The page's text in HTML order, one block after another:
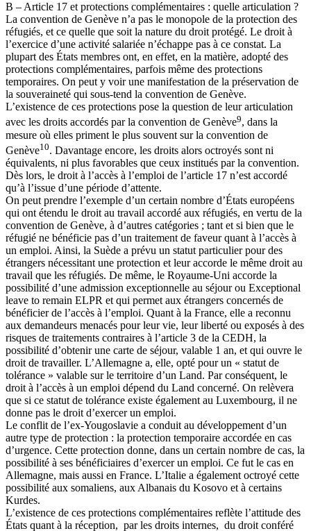
B – Article 17 et protections complémentaires : quelle articulation ?
La convention de Genève n’a pas le monopole de la protection des
réfugiés, et ce quelle que soit la nature du droit protégé. Le droit à
l’exercice d’une activité salariée n’échappe pas à ce constat. La
plupart des États membres ont, en effet, en la matière, adopté des
protections complémentaires, parfois même des protections
temporaires. On peut y voir une manifestation de la préservation de
la souveraineté qui sous-tend la convention de Genève.
L’existence de ces protections pose la question de leur articulation
avec les droits accordés par la convention de Genève9, dans la
mesure où elles priment le plus souvent sur la convention de
Genève10. Davantage encore, les droits alors octroyés sont ni
équivalents, ni plus favorables que ceux institués par la convention.
Dès lors, le droit à l’accès à l’emploi de l’article 17 n’est accordé
qu’à l’issue d’une période d’attente.
On peut prendre l’exemple d’un certain nombre d’États européens
qui ont étendu le droit au travail accordé aux réfugiés, en vertu de la
convention de Genève, à d’autres catégories ; tant et si bien que le
réfugié ne bénéficie pas d’un traitement de faveur quant à l’accès à
un emploi. Ainsi, la Suède a prévu un statut particulier pour des
étrangers nécessitant une protection et leur accorde le même droit au
travail que les réfugiés. De même, le Royaume-Uni accorde la
possibilité d’une admission exceptionnelle au séjour ou Exceptional
leave to remain ELPR et qui permet aux étrangers concernés de
bénéficier de l’accès à l’emploi. Quant à la France, elle a reconnu
aux demandeurs menacés pour leur vie, leur liberté ou exposés à des
risques de traitements contraires à l’article 3 de la CEDH, la
possibilité d’obtenir une carte de séjour, valable 1 an, et qui ouvre le
droit de travailler. L’Allemagne a, elle, opté pour un « statut de
tolérance » valable sur le territoire d’un Land. Par conséquent, le
droit à l’accès à un emploi dépend du Land concerné. On relèvera
que si ce statut de tolérance existe également au Luxembourg, il ne
donne pas le droit d’exercer un emploi.
Le conflit de l’ex-Yougoslavie a conduit au développement d’un
autre type de protection : la protection temporaire accordée en cas
d’urgence. Cette protection donne, dans un certain nombre de cas, la
possibilité à ses bénéficiaires d’exercer un emploi. Ce fut le cas en
Allemagne, mais aussi en France. L’Italie a également octroyé cette
possibilité aux somaliens, aux Albanais du Kosovo et à certains
Kurdes.
L’existence de ces protections complémentaires reflète l’attitude des
États quant à la réception, par les droits internes, du droit conféré